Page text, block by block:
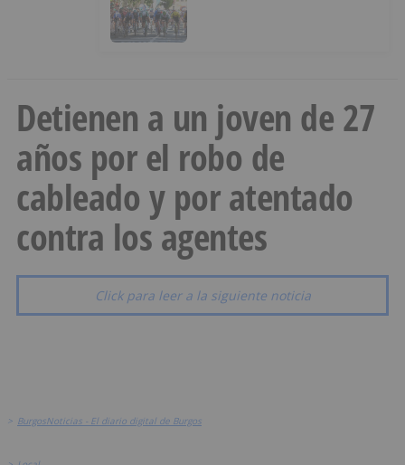
Detienen a un joven de 27
años por el robo de
cableado y por atentado
contra los agentes
Click para leer a la siguiente noticia
> BurgosNoticias - El diario digital de Burgos